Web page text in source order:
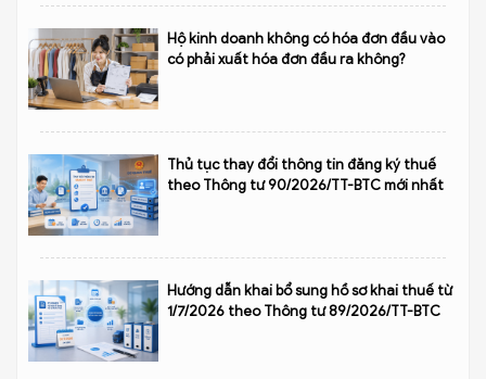
Hộ kinh doanh không có hóa đơn đầu vào
có phải xuất hóa đơn đầu ra không?
Thủ tục thay đổi thông tin đăng ký thuế
theo Thông tư 90/2026/TT-BTC mới nhất
Hướng dẫn khai bổ sung hồ sơ khai thuế từ
1/7/2026 theo Thông tư 89/2026/TT-BTC